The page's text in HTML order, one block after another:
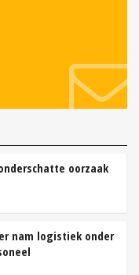
oorzaak
nam logistiek onder